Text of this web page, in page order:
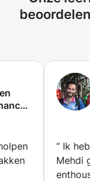
“ Ik
Mehdi